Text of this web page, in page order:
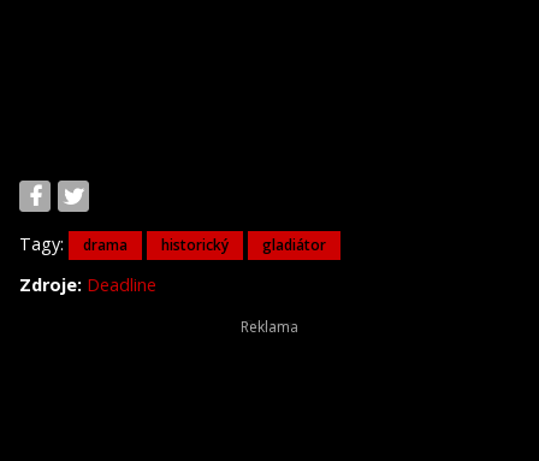
Tagy: drama historický gladiátor
Zdroje: Deadline